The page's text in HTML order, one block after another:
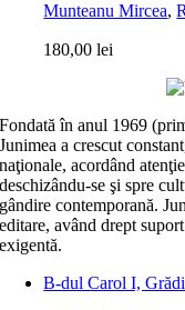
Munteanu Mircea,
180,00lei
Fondată în anul 1969
Junimea a crescut
naţionale, acordând
deschizându-se şi spre
gândire contemporană.
editare, având drept
exigentă.
B-dul Carol I,